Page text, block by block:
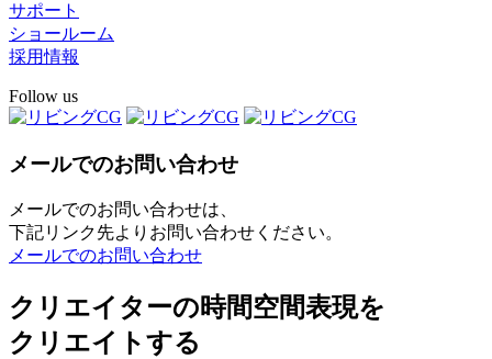
サポート
ショールーム
採用情報
Follow us
メールでのお問い合わせ
メールでのお問い合わせは、
下記リンク先よりお問い合わせください。
メールでのお問い合わせ
クリエイターの時間空間表現を
クリエイトする